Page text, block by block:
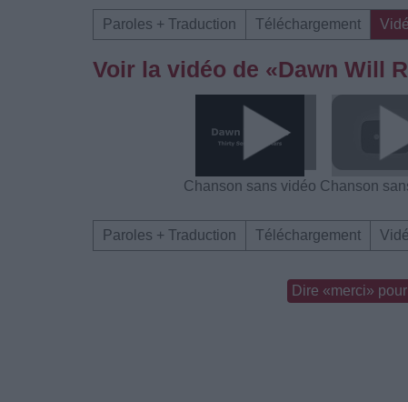
Paroles + Traduction Téléchargement
Voir la vidéo de «Dawn Will
Chanson sans vidéo Chanson
Paroles + Traduction Téléchargement
Dire «merci»